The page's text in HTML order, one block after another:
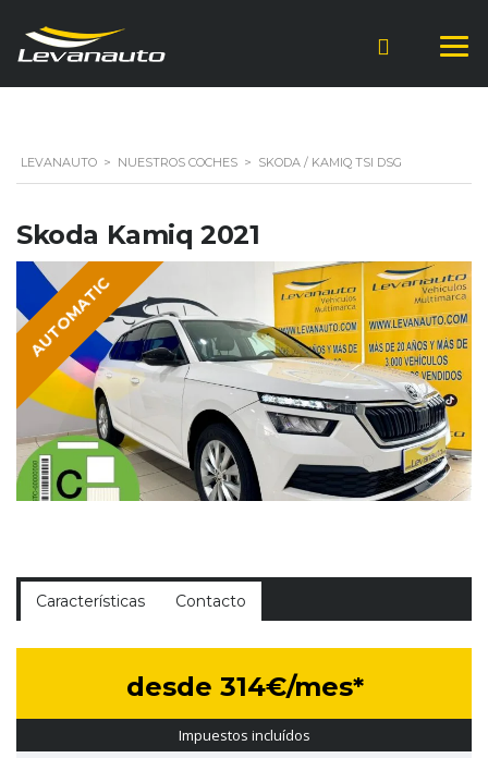
LEVANAUTO > NUESTROS COCHES > SKODA / KAMIQ TSI DSG
Skoda Kamiq 2021
AUTOMATIC
Características Contacto
desde 314€/mes*
Impuestos incluídos